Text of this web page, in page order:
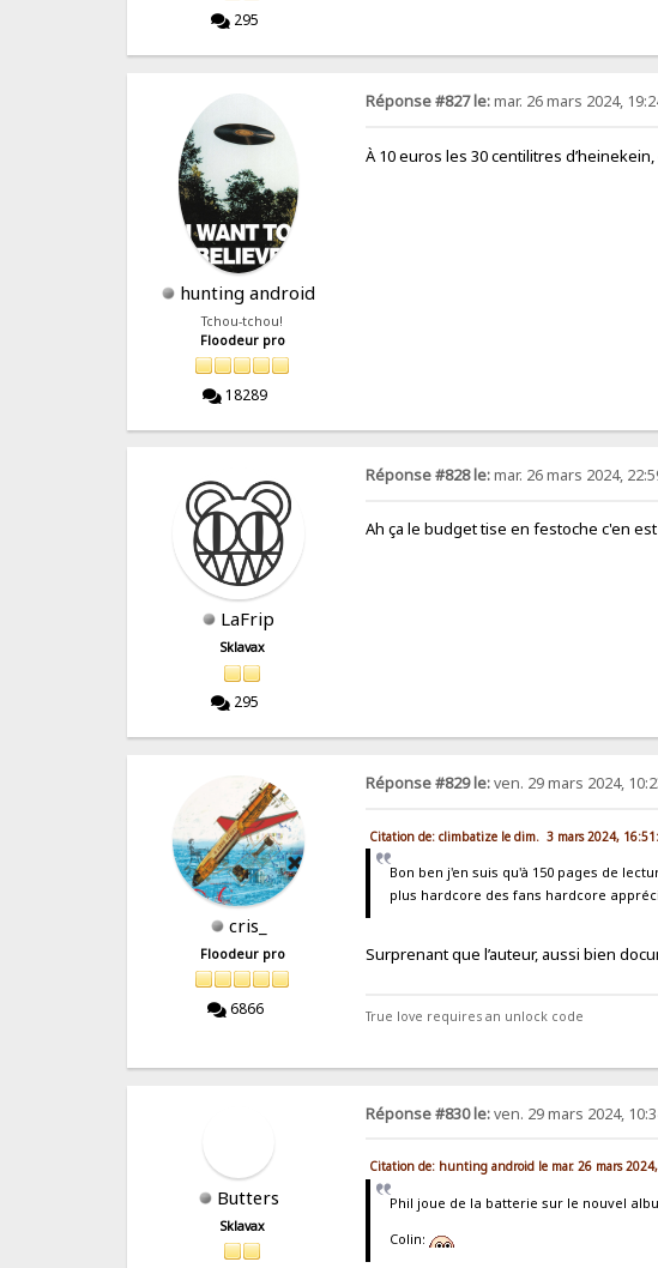
295
hunting android
Tchou-tchou!
Floodeur pro
18289
Réponse #827 le:mar. 26 mars 2024,
À 10 euros les 30 centilitres
LaFrip
Sklavax
295
Réponse #828 le:mar. 26 mars 2024,
Ah ça le budget tise en festoche c'en
cris_
Floodeur pro
6866
Réponse #829 le:ven. 29 mars 2024,
Citation de: climbatize le dim. 3 mars 2024,
Bon ben j'en suis qu'à 150 pages de
plus hardcore des fans hardcore
Surprenant que l’auteur, aussi bien
True love requires an unlock code
Butters
Sklavax
Réponse #830 le:ven. 29 mars 2024,
Citation de: hunting android le mar. 26 mars
Phil joue de la batterie sur le nouvel
Colin: